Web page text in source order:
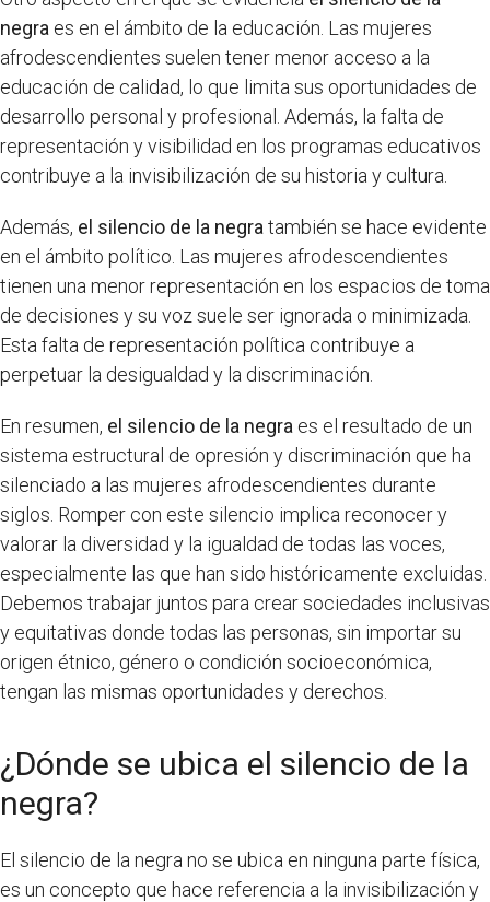
negra es en el ámbito de la educación. Las mujeres
afrodescendientes suelen tener menor acceso a la
educación de calidad, lo que limita sus oportunidades de
desarrollo personal y profesional. Además, la falta de
representación y visibilidad en los programas educativos
contribuye a la invisibilización de su historia y cultura.
Además, el silencio de la negra también se hace evidente
en el ámbito político. Las mujeres afrodescendientes
tienen una menor representación en los espacios de toma
de decisiones y su voz suele ser ignorada o minimizada.
Esta falta de representación política contribuye a
perpetuar la desigualdad y la discriminación.
En resumen, el silencio de la negra es el resultado de un
sistema estructural de opresión y discriminación que ha
silenciado a las mujeres afrodescendientes durante
siglos. Romper con este silencio implica reconocer y
valorar la diversidad y la igualdad de todas las voces,
especialmente las que han sido históricamente excluidas.
Debemos trabajar juntos para crear sociedades inclusivas
y equitativas donde todas las personas, sin importar su
origen étnico, género o condición socioeconómica,
tengan las mismas oportunidades y derechos.
¿Dónde se ubica el silencio de la
negra?
El silencio de la negra no se ubica en ninguna parte física,
es un concepto que hace referencia a la invisibilización y